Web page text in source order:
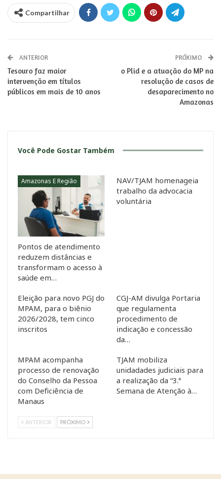
Compartilhar
ANTERIOR
Tesouro faz maior
intervenção em títulos
públicos em mais de 10 anos
PRÓXIMO
o Plid e a atuação do MP na
resolução de casos de
desaparecimento no
Amazonas
Você Pode Gostar Também
Amazonas E Região
Pontos de atendimento
reduzem distâncias e
transformam o acesso à
saúde em…
NAV/TJAM homenageia
trabalho da advocacia
voluntária
Eleição para novo PGJ do
MPAM, para o biênio
2026/2028, tem cinco
inscritos
CGJ-AM divulga Portaria
que regulamenta
procedimento de
indicação e concessão
da…
MPAM acompanha
processo de renovação
do Conselho da Pessoa
com Deficiência de
Manaus
TJAM mobiliza
unidadades judiciais para
a realização da “3.ª
Semana de Atenção à…
ANTERIOR PRÓXIMO